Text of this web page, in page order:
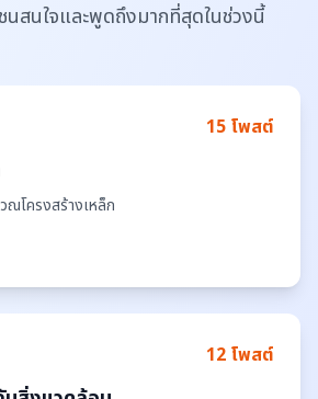
นสนใจและพูดถึงมากที่สุดในช่วงนี้
15 โพสต์
ณโครงสร้างเหล็ก
12 โพสต์